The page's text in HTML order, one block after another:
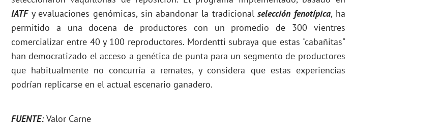
IATFy evaluaciones genómicas, sin abandonar la tradicionalselección fenotípica, ha
permitido a una docena de productores con un promedio de 300 vientres
comercializar entre 40 y 100 reproductores. Mordentti subraya que estas "cabañitas"
han democratizado el acceso a genética de punta para un segmento de productores
que habitualmente no concurría a remates, y considera que estas experiencias
podrían replicarse en el actual escenario ganadero.
FUENTE:Valor Carne